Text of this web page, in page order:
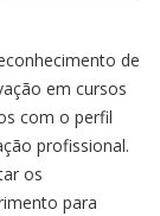
de
em cursos
com o perfil
profissional.
os
para